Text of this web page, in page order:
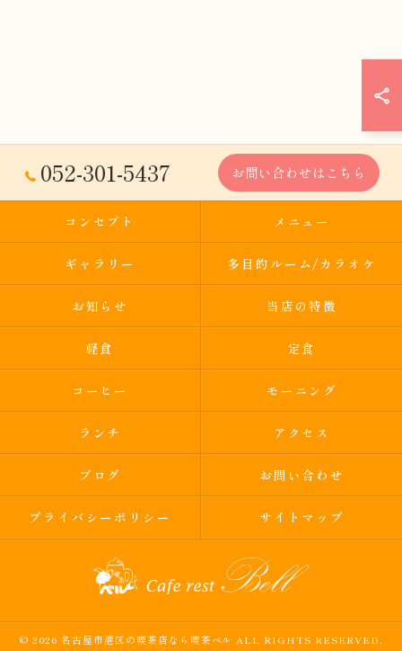
052-301-5437 お問い合わせはこちら
コンセプト メニュー
ギャラリー 多目的ルーム/カラオケ
お知らせ 当店の特徴
軽食 定食
コーヒー モーニング
ランチ アクセス
ブログ お問い合わせ
プライバシーポリシー サイトマップ
© 2026 名古屋市港区の喫茶店なら喫茶ベル ALL RIGHTS RESERVED.